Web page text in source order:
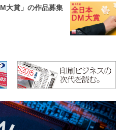
大賞」の作品募集